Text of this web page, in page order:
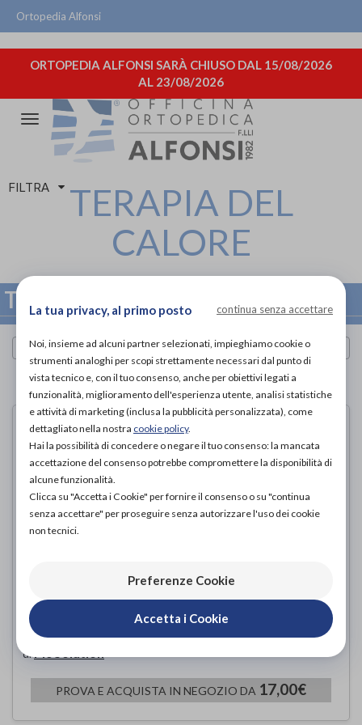
Ortopedia Alfonsi
ORTOPEDIA ALFONSI SARÀ CHIUSO DAL 15/08/2026
AL 23/08/2026
Attiva/disattiva
navigazione
FILTRA
TERAPIA DEL
CALORE
TERAPIA DEL CALORE
Cerca per marca
PAGINA 1 DI 1
FASCIA ELASTICA THERMOGEL
CALDO/FREDDO
di
PROVA E ACQUISTA IN NEGOZIO DA 17,00€
La tua privacy, al primo posto continua senza accettare
Noi, insieme ad alcuni partner selezionati, impieghiamo cookie o
strumenti analoghi per scopi strettamente necessari dal punto di
vista tecnico e, con il tuo consenso, anche per obiettivi legati a
funzionalità, miglioramento dell'esperienza utente, analisi statistiche
e attività di marketing (inclusa la pubblicità personalizzata), come
dettagliato nella nostra cookie policy.
Hai la possibilità di concedere o negare il tuo consenso: la mancata
accettazione del consenso potrebbe compromettere la disponibilità di
alcune funzionalità.
Clicca su "Accetta i Cookie" per fornire il consenso o su "continua
senza accettare" per proseguire senza autorizzare l'uso dei cookie
non tecnici.
Preferenze Cookie
Accetta i Cookie